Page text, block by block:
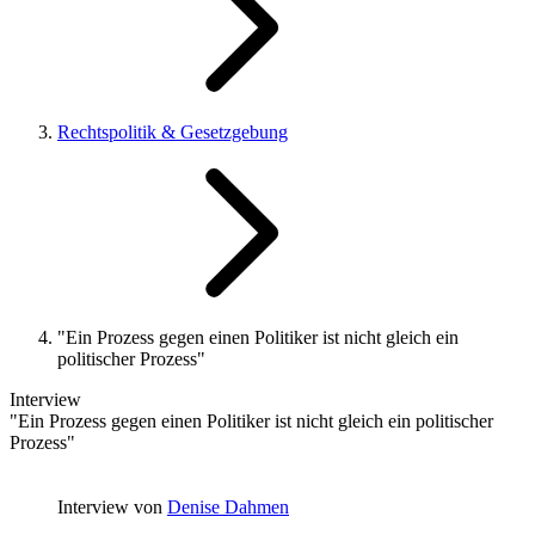
Rechtspolitik & Gesetzgebung
"Ein Prozess gegen einen Politiker ist nicht gleich ein
politischer Prozess"
Interview
"Ein Prozess gegen einen Politiker ist nicht gleich ein politischer
Prozess"
Interview von Denise Dahmen